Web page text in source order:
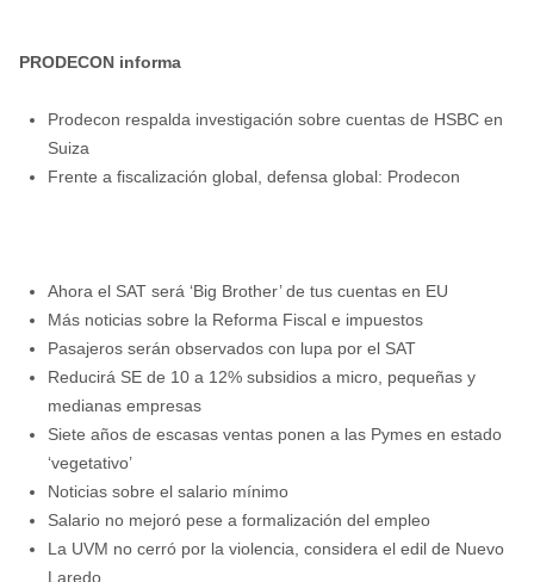
PRODECON informa
Prodecon respalda investigación sobre cuentas de HSBC en
Suiza
Frente a fiscalización global, defensa global: Prodecon
Ahora el SAT será ‘Big Brother’ de tus cuentas en EU
Más noticias sobre la Reforma Fiscal e impuestos
Pasajeros serán observados con lupa por el SAT
Reducirá SE de 10 a 12% subsidios a micro, pequeñas y
medianas empresas
Siete años de escasas ventas ponen a las Pymes en estado
‘vegetativo’
Noticias sobre el salario mínimo
Salario no mejoró pese a formalización del empleo
La UVM no cerró por la violencia, considera el edil de Nuevo
Laredo